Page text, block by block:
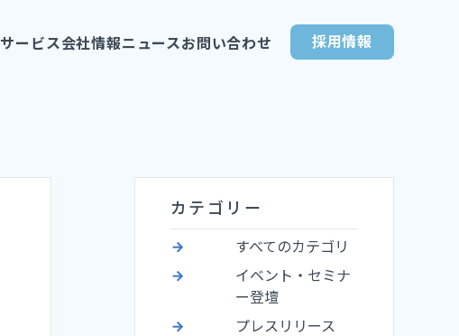
サービス会社情報ニュースお問い合わせ 採用情報
カテゴリー
すべてのカテゴリ
イベント・セミナ
ー登壇
プレスリリース